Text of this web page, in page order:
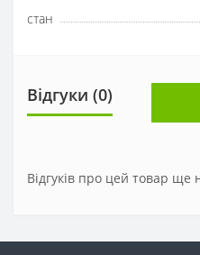
стан
Відгуки (0)
Відгуків про цей товар ще